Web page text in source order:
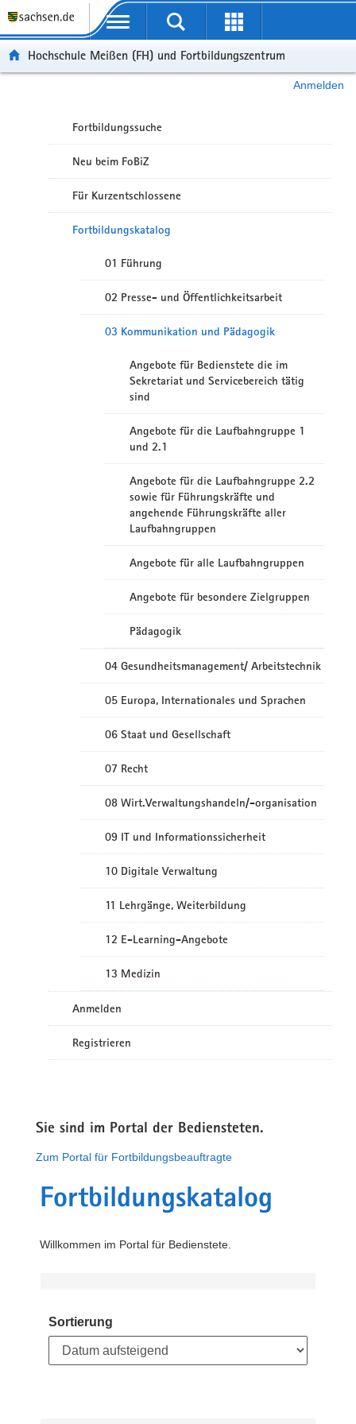
Portalübergreifende Navigation
Hochschule Meißen (FH) und Fortbildungszentrum
Anmelden
Fortbildungssuche
Neu beim FoBiZ
Für Kurzentschlossene
Fortbildungskatalog
01 Führung
02 Presse- und Öffentlichkeitsarbeit
03 Kommunikation und Pädagogik
Angebote für Bedienstete die im
Sekretariat und Servicebereich tätig
sind
Angebote für die Laufbahngruppe 1
und 2.1
Angebote für die Laufbahngruppe 2.2
sowie für Führungskräfte und
angehende Führungskräfte aller
Laufbahngruppen
Angebote für alle Laufbahngruppen
Angebote für besondere Zielgruppen
Pädagogik
04 Gesundheitsmanagement/ Arbeitstechnik
05 Europa, Internationales und Sprachen
06 Staat und Gesellschaft
07 Recht
08 Wirt.Verwaltungshandeln/-organisation
09 IT und Informationssicherheit
10 Digitale Verwaltung
11 Lehrgänge, Weiterbildung
12 E-Learning-Angebote
13 Medizin
Anmelden
Registrieren
Sie sind im Portal der Bediensteten.
Zum Portal für Fortbildungsbeauftragte
Fortbildungskatalog
Willkommen im Portal für Bedienstete.
Sortierung